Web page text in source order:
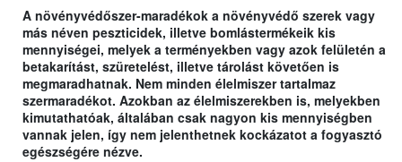
A növényvédőszer-maradékok a növényvédő szerek vagy
más néven peszticidek, illetve bomlástermékeik kis
mennyiségei, melyek a terményekben vagy azok felületén a
betakarítást, szüretelést, illetve tárolást követően is
megmaradhatnak. Nem minden élelmiszer tartalmaz
szermaradékot. Azokban az élelmiszerekben is, melyekben
kimutathatóak, általában csak nagyon kis mennyiségben
vannak jelen, így nem jelenthetnek kockázatot a fogyasztó
egészségére nézve.